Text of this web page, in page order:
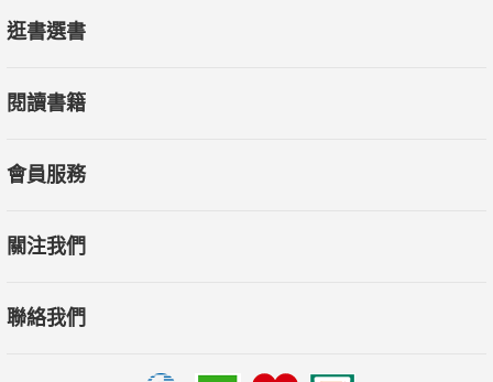
逛書選書
閱讀書籍
會員服務
關注我們
聯絡我們